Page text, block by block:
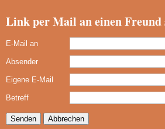
Link per Mail an einen Freund
E-Mail an
Absender
Eigene E-Mail
Betreff
Senden Abbrechen